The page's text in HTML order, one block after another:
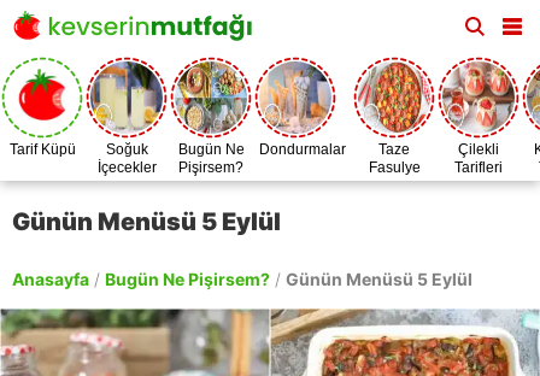
Tarif Küpü
Soğuk
İçecekler
Bugün Ne
Pişirsem?
Dondurmalar
Taze
Fasulye
Zamanı
Çilekli
Tarifleri
Günün Menüsü 5 Eylül
Anasayfa / Bugün Ne Pişirsem? / Günün Menüsü 5 Eylül